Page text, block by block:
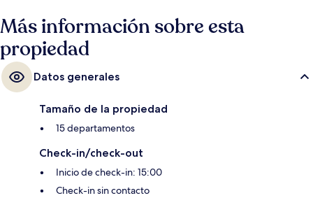
Más información sobre esta
propiedad
Datos generales
Tamaño de la propiedad
15 departamentos
Check-in/check-out
Inicio de check-in: 15:00
Check-in sin contacto